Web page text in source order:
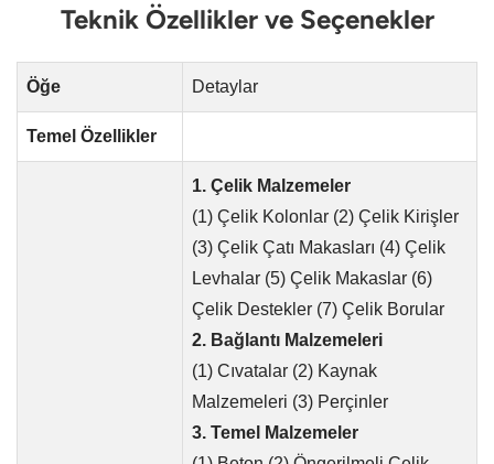
Teknik Özellikler ve Seçenekler
Öğe Detaylar
Temel Özellikler
1. Çelik Malzemeler
(1) Çelik Kolonlar (2) Çelik Kirişler
(3) Çelik Çatı Makasları (4) Çelik
Levhalar (5) Çelik Makaslar (6)
Çelik Destekler (7) Çelik Borular
2. Bağlantı Malzemeleri
(1) Cıvatalar (2) Kaynak
Malzemeleri (3) Perçinler
3. Temel Malzemeler